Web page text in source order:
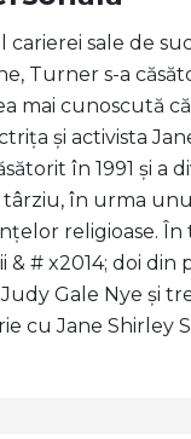
carierei sale de
Turner s-a
mai cunoscută
și activista
în 1991 și a
în urma
religioase.
& # x2014; doi din
Gale Nye și
cu Jane Shirley